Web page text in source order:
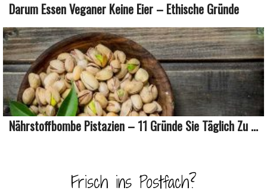
Darum Essen Veganer Keine Eier – Ethische Gründe
Nährstoffbombe Pistazien – 11 Gründe Sie Täglich Zu ...
Frisch ins Postfach?